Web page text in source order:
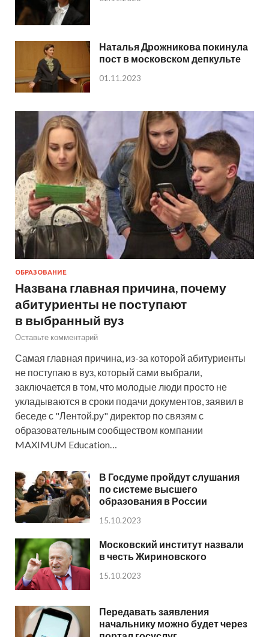
Наталья Дрожникова покинула
пост в московском депкульте
01.11.2023
ОБРАЗОВАНИЕ
Названа главная причина, почему
абитуриенты не поступают
в выбранный вуз
Оставьте комментарий
Самая главная причина, из-за которой абитуриенты
не поступаю в вуз, который сами выбрали,
заключается в том, что молодые люди просто не
укладываются в сроки подачи документов, заявил в
беседе с "Лентой.ру" директор по связям с
образовательным сообществом компании
MAXIMUM Education…
В Госдуме пройдут слушания
по системе высшего
образования в России
15.10.2023
Московский институт назвали
в честь Жириновского
15.10.2023
Передавать заявления
начальнику можно будет через